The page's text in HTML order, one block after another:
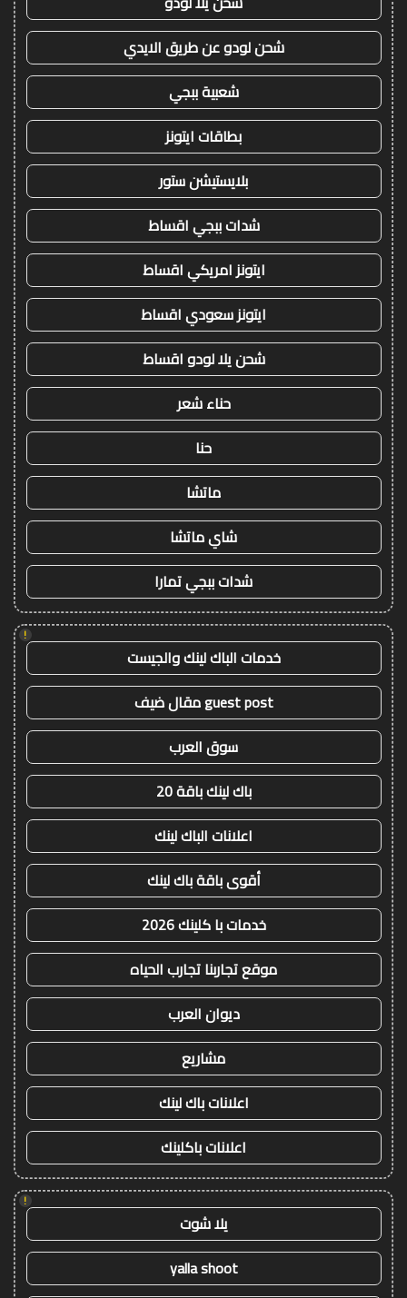
شحن لودو عن طريق الايدي
شعبية ببجي
بطاقات ايتونز
بلايستيشن ستور
شدات ببجي اقساط
ايتونز امريكي اقساط
ايتونز سعودي اقساط
شحن يلا لودو اقساط
حناء شعر
حنا
ماتشا
شاي ماتشا
شدات ببجي تمارا
!
خدمات الباك لينك والجيست
guest post مقال ضيف
سوق العرب
باك لينك باقة 20
اعلانات الباك لينك
أقوى باقة باك لينك
خدمات با كلينك 2026
موقع تجاربنا تجارب الحياه
ديوان العرب
مشاريع
اعلانات باك لينك
اعلانات باكلينك
!
يلا شوت
yalla shoot